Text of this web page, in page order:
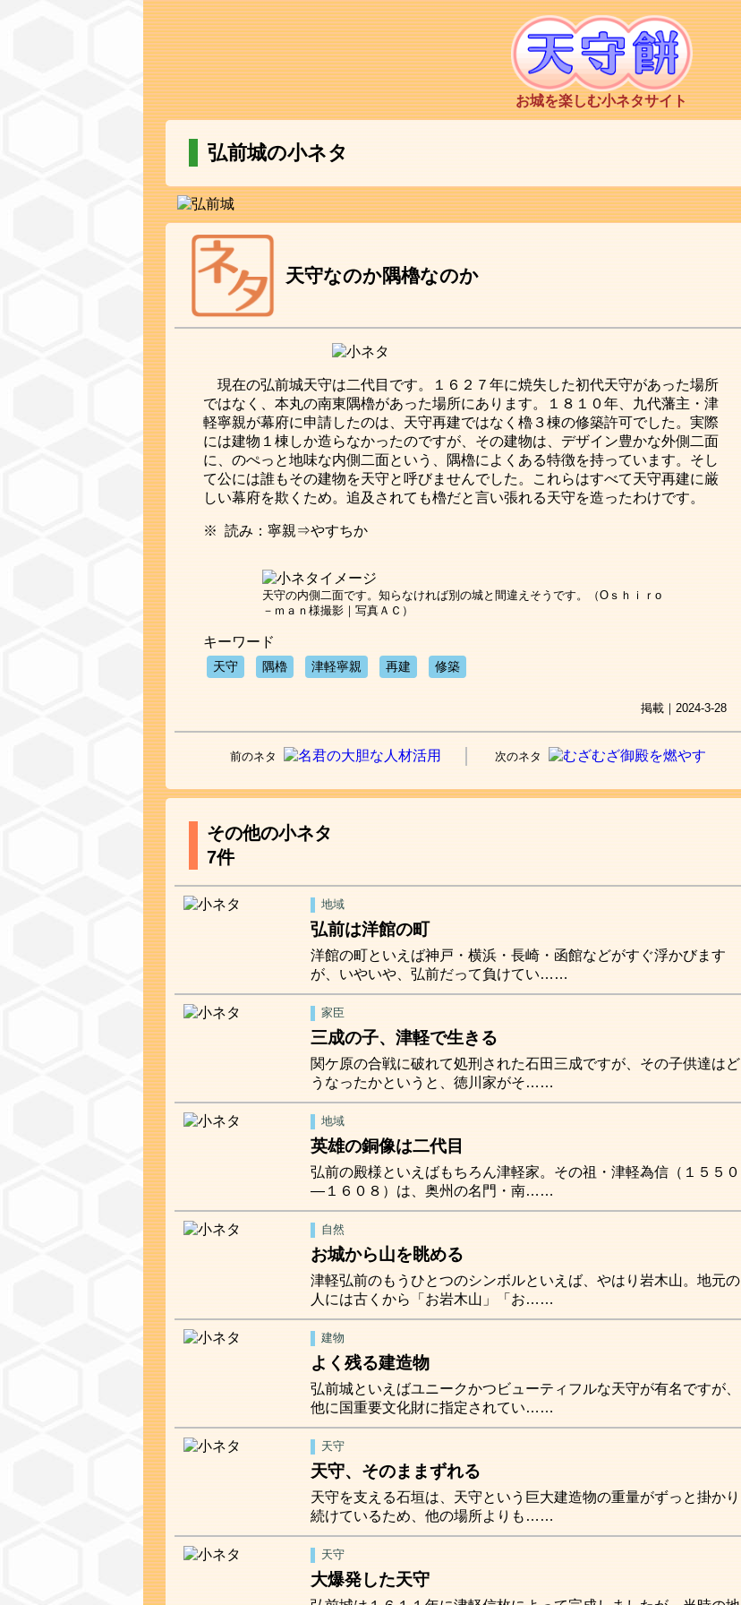
お城を楽しむ小ネタサイト
弘前城の小ネタ
天守なのか隅櫓なのか
現在の弘前城天守は二代目です。１６２７年に焼失した初代天守があった場所
ではなく、本丸の南東隅櫓があった場所にあります。１８１０年、九代藩主・津
軽寧親が幕府に申請したのは、天守再建ではなく櫓３棟の修築許可でした。実際
には建物１棟しか造らなかったのですが、その建物は、デザイン豊かな外側二面
に、のぺっと地味な内側二面という、隅櫓によくある特徴を持っています。そし
て公には誰もその建物を天守と呼びませんでした。これらはすべて天守再建に厳
しい幕府を欺くため。追及されても櫓だと言い張れる天守を造ったわけです。
※ 読み：寧親⇒やすちか
天守の内側二面です。知らなければ別の城と間違えそうです。（Оｓｈｉｒо
－ｍａｎ様撮影｜写真ＡＣ）
キーワード
天守 隅櫓 津軽寧親 再建 修築
掲載｜2024-3-28
前のネタ 次のネタ
その他の小ネタ
7件
地域
弘前は洋館の町
洋館の町といえば神戸・横浜・長崎・函館などがすぐ浮かびます
が、いやいや、弘前だって負けてい……
家臣
三成の子、津軽で生きる
関ケ原の合戦に破れて処刑された石田三成ですが、その子供達はど
うなったかというと、徳川家がそ……
地域
英雄の銅像は二代目
弘前の殿様といえばもちろん津軽家。その祖・津軽為信（１５５０
―１６０８）は、奥州の名門・南……
自然
お城から山を眺める
津軽弘前のもうひとつのシンボルといえば、やはり岩木山。地元の
人には古くから「お岩木山」「お……
建物
よく残る建造物
弘前城といえばユニークかつビューティフルな天守が有名ですが、
他に国重要文化財に指定されてい……
天守
天守、そのままずれる
天守を支える石垣は、天守という巨大建造物の重量がずっと掛かり
続けているため、他の場所よりも……
天守
大爆発した天守